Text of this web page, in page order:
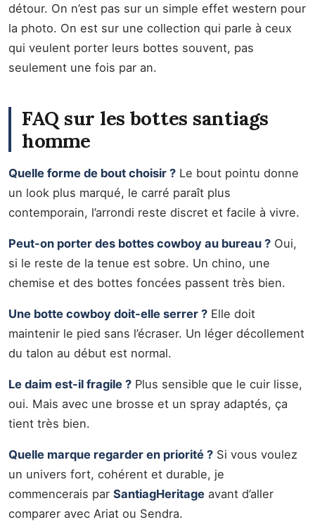
détour. On n’est pas sur un simple effet western pour
la photo. On est sur une collection qui parle à ceux
qui veulent porter leurs bottes souvent, pas
seulement une fois par an.
FAQ sur les bottes santiags
homme
Quelle forme de bout choisir ? Le bout pointu donne
un look plus marqué, le carré paraît plus
contemporain, l’arrondi reste discret et facile à vivre.
Peut-on porter des bottes cowboy au bureau ? Oui,
si le reste de la tenue est sobre. Un chino, une
chemise et des bottes foncées passent très bien.
Une botte cowboy doit-elle serrer ? Elle doit
maintenir le pied sans l’écraser. Un léger décollement
du talon au début est normal.
Le daim est-il fragile ? Plus sensible que le cuir lisse,
oui. Mais avec une brosse et un spray adaptés, ça
tient très bien.
Quelle marque regarder en priorité ? Si vous voulez
un univers fort, cohérent et durable, je
commencerais par SantiagHeritage avant d’aller
comparer avec Ariat ou Sendra.